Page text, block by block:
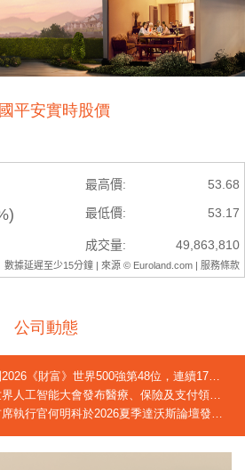
平安實時股價
公司動態
《財富》世界500強第48位，連續17年躋身榜單
工智能大會發布醫療、保險及支付領域創新成果
明科於2026夏季達沃斯論壇發言：中國正迎來「屬於自己的長壽時代」